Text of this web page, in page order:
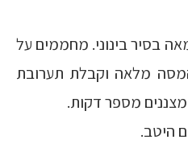
בסיר בינוני. מחממים על
מלאה וקבלת תערובת
מספר דקות.